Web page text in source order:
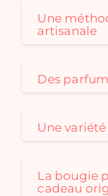
Une
artisanale
Des
Une
La bougie
cadeau